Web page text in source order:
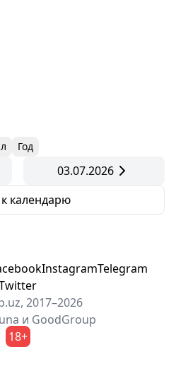
Год
03.07.2026
календарю
InstagramTelegram
2017–2026
и GoodGroup
18+